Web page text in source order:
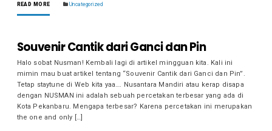
READ MORE Uncategorized
Souvenir Cantik dari Ganci dan Pin
Halo sobat Nusman! Kembali lagi di artikel mingguan kita. Kali ini
mimin mau buat artikel tentang “Souvenir Cantik dari Ganci dan Pin”.
Tetap staytune di Web kita yaa…. Nusantara Mandiri atau kerap disapa
dengan NUSMAN ini adalah sebuah percetakan terbesar yang ada di
Kota Pekanbaru. Mengapa terbesar? Karena percetakan ini merupakan
the one and only […]